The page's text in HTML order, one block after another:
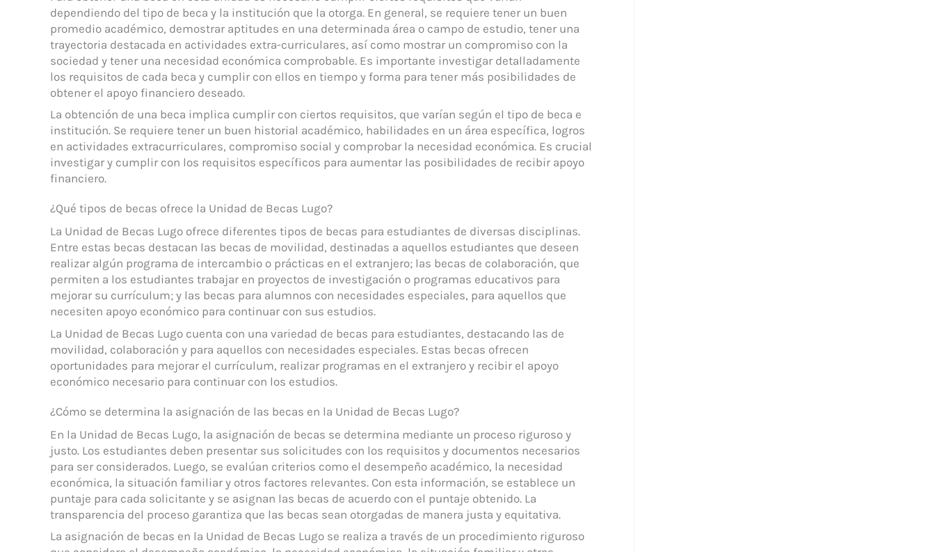
dependiendo del tipo de beca y la institución que la otorga. En general, se requiere tener un buen
promedio académico, demostrar aptitudes en una determinada área o campo de estudio, tener una
trayectoria destacada en actividades extra-curriculares, así como mostrar un compromiso con la
sociedad y tener una necesidad económica comprobable. Es importante investigar detalladamente
los requisitos de cada beca y cumplir con ellos en tiempo y forma para tener más posibilidades de
obtener el apoyo financiero deseado.
La obtención de una beca implica cumplir con ciertos requisitos, que varían según el tipo de beca e
institución. Se requiere tener un buen historial académico, habilidades en un área específica, logros
en actividades extracurriculares, compromiso social y comprobar la necesidad económica. Es crucial
investigar y cumplir con los requisitos específicos para aumentar las posibilidades de recibir apoyo
financiero.
¿Qué tipos de becas ofrece la Unidad de Becas Lugo?
La Unidad de Becas Lugo ofrece diferentes tipos de becas para estudiantes de diversas disciplinas.
Entre estas becas destacan las becas de movilidad, destinadas a aquellos estudiantes que deseen
realizar algún programa de intercambio o prácticas en el extranjero; las becas de colaboración, que
permiten a los estudiantes trabajar en proyectos de investigación o programas educativos para
mejorar su currículum; y las becas para alumnos con necesidades especiales, para aquellos que
necesiten apoyo económico para continuar con sus estudios.
La Unidad de Becas Lugo cuenta con una variedad de becas para estudiantes, destacando las de
movilidad, colaboración y para aquellos con necesidades especiales. Estas becas ofrecen
oportunidades para mejorar el currículum, realizar programas en el extranjero y recibir el apoyo
económico necesario para continuar con los estudios.
¿Cómo se determina la asignación de las becas en la Unidad de Becas Lugo?
En la Unidad de Becas Lugo, la asignación de becas se determina mediante un proceso riguroso y
justo. Los estudiantes deben presentar sus solicitudes con los requisitos y documentos necesarios
para ser considerados. Luego, se evalúan criterios como el desempeño académico, la necesidad
económica, la situación familiar y otros factores relevantes. Con esta información, se establece un
puntaje para cada solicitante y se asignan las becas de acuerdo con el puntaje obtenido. La
transparencia del proceso garantiza que las becas sean otorgadas de manera justa y equitativa.
La asignación de becas en la Unidad de Becas Lugo se realiza a través de un procedimiento riguroso